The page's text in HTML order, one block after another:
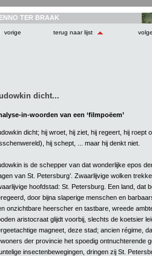
TER BRAAK
vorige terug naar lijst
dicht...
in-woorden van een ‘filmpoëem’
dicht; hij wroet, hij ziet, hij regeert, hij roept
hij schept, ... maar hij denkt niet.
is de schepper van dat wonderlijke epos
van St. Petersburg’. Zwaarlijvige wolken
hoofdstad: St. Petersburg. Een land, dat
door bijna slaperige menschen en
onzichtbare heerscher en tastbare, wreede
aristocraat glijdt voorbij, slechts de koetsier
magneet, deze stad; ancien régime,
der provincie het spoedig ontnuchterende
insectenbewegingen, dringen zij St.